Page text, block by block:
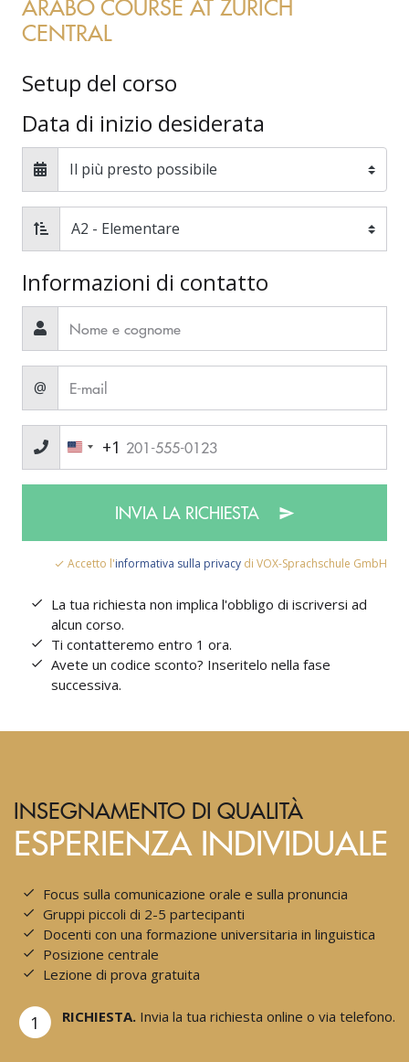
CENTRAL
Setup del corso
Data di inizio desiderata
Informazioni di contatto
@
+1
INVIA LA RICHIESTA
Accetto l'informativa sulla privacy di VOX-Sprachschule GmbH
La tua richiesta non implica l'obbligo di iscriversi ad
alcun corso.
Ti contatteremo entro 1 ora.
Avete un codice sconto? Inseritelo nella fase
successiva.
INSEGNAMENTO DI QUALITÀ
ESPERIENZA INDIVIDUALE
Focus sulla comunicazione orale e sulla pronuncia
Gruppi piccoli di 2-5 partecipanti
Docenti con una formazione universitaria in linguistica
Posizione centrale
Lezione di prova gratuita
1 RICHIESTA. Invia la tua richiesta online o via telefono.